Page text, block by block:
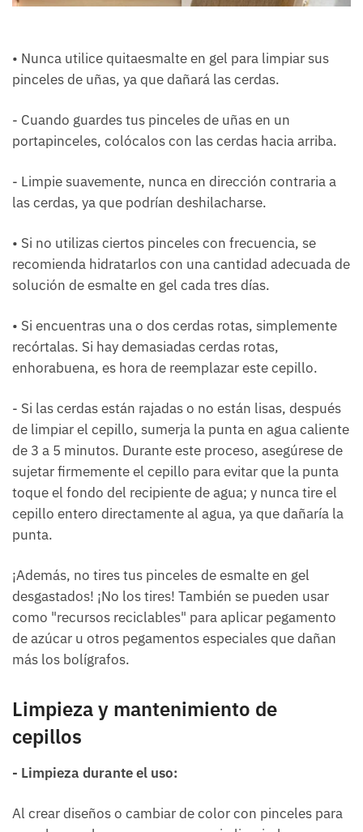
• Nunca utilice quitaesmalte en gel para limpiar sus
pinceles de uñas, ya que dañará las cerdas.
- Cuando guardes tus pinceles de uñas en un
portapinceles, colócalos con las cerdas hacia arriba.
- Limpie suavemente, nunca en dirección contraria a
las cerdas, ya que podrían deshilacharse.
• Si no utilizas ciertos pinceles con frecuencia, se
recomienda hidratarlos con una cantidad adecuada de
solución de esmalte en gel cada tres días.
• Si encuentras una o dos cerdas rotas, simplemente
recórtalas. Si hay demasiadas cerdas rotas,
enhorabuena, es hora de reemplazar este cepillo.
- Si las cerdas están rajadas o no están lisas, después
de limpiar el cepillo, sumerja la punta en agua caliente
de 3 a 5 minutos. Durante este proceso, asegúrese de
sujetar firmemente el cepillo para evitar que la punta
toque el fondo del recipiente de agua; y nunca tire el
cepillo entero directamente al agua, ya que dañaría la
punta.
¡Además, no tires tus pinceles de esmalte en gel
desgastados! ¡No los tires! También se pueden usar
como "recursos reciclables" para aplicar pegamento
de azúcar u otros pegamentos especiales que dañan
más los bolígrafos.
Limpieza y mantenimiento de
cepillos
- Limpieza durante el uso:
Al crear diseños o cambiar de color con pinceles para